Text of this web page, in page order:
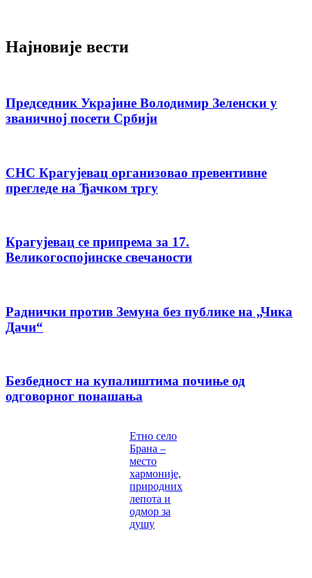
Најновије вести
Председник Украјине Володимир Зеленски у
званичној посети Србији
СНС Крагујевац организовао превентивне
прегледе на Ђачком тргу
Крагујевац се припрема за 17.
Великогоспојинске свечаности
Раднички против Земуна без публике на „Чика
Дачи“
Безбедност на купалиштима почиње од
одговорног понашања
Етно село
Брана –
место
хармоније,
природних
лепота и
одмор за
душу